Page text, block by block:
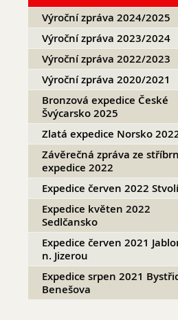
Exkurze do Polska
Erasmus+
Cesty do Německa
Vzdělávací zájezd
DofE
Sekce TEV
Podcast Future On
O škole
Výroční zpráva 2024/2025
Výroční zpráva 2023/2024
Výroční zpráva 2022/2023
Výroční zpráva 2020/2021
Bronzová expedice České
Švýcarsko 2025
Zlatá expedice Norsko
Závěrečná zpráva ze
expedice 2022
Expedice červen 2022
Expedice květen 2022
Sedlčansko
Expedice červen 2021
n. Jizerou
Expedice srpen 2021
Benešova